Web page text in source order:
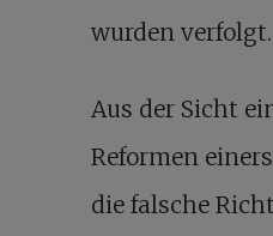
wurden verfolgt.
Aus der Sicht
Reformen
die falsche